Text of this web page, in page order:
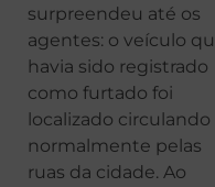
surpreendeu até os
agentes: o veículo
havia sido registrado
como furtado foi
localizado circulando
normalmente pelas
ruas da cidade. Ao